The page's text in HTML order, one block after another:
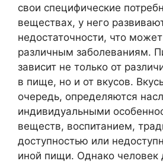
свои специфические
веществах, у него
недостаточности, что
различным заболеваниям.
зависит не только от
в пище, но и от вкусов.
очередь, определяются
индивидуальными
веществ, воспитанием,
доступностью или
иной пищи. Однако человек